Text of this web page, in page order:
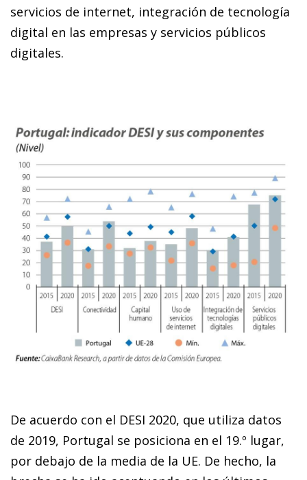
servicios de internet, integración de tecnología
digital en las empresas y servicios públicos
digitales.
De acuerdo con el DESI 2020, que utiliza datos
de 2019, Portugal se posiciona en el 19.º lugar,
por debajo de la media de la UE. De hecho, la